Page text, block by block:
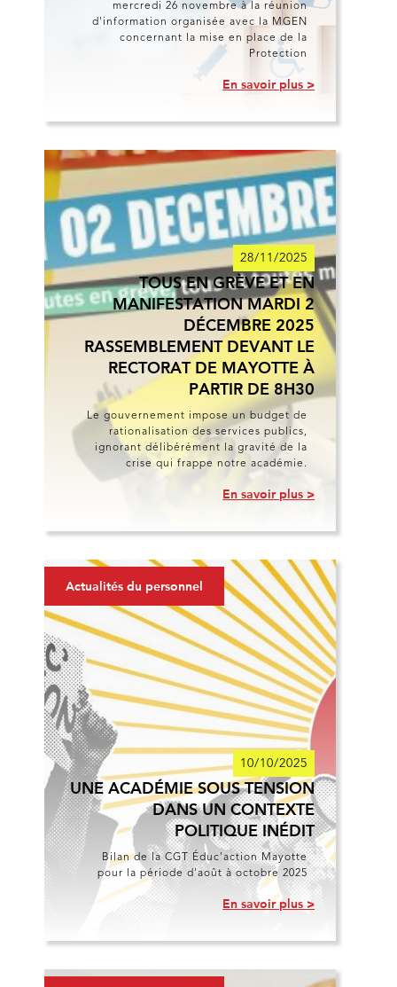
mercredi 26 novembre à la réunion
d'information organisée avec la MGEN
concernant la mise en place de la
Protection
En savoir plus >
28/11/2025
TOUS EN GRÈVE ET EN
MANIFESTATION MARDI 2
DÉCEMBRE 2025
RASSEMBLEMENT DEVANT LE
RECTORAT DE MAYOTTE À
PARTIR DE 8H30
Le gouvernement impose un budget de
rationalisation des services publics,
ignorant délibérément la gravité de la
crise qui frappe notre académie.
En savoir plus >
Actualités du personnel
10/10/2025
UNE ACADÉMIE SOUS TENSION
DANS UN CONTEXTE
POLITIQUE INÉDIT
Bilan de la CGT Éduc'action Mayotte
pour la période d'août à octobre 2025
En savoir plus >